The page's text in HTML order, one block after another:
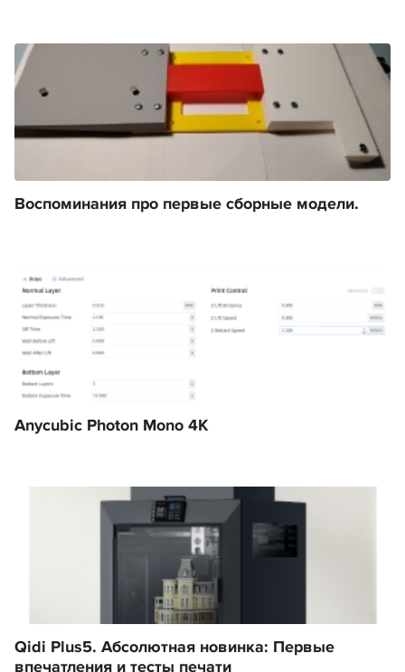
Воспоминания про первые сборные модели.
Anycubic Photon Mono 4K
Qidi Plus5. Абсолютная новинка: Первые
впечатления и тесты печати